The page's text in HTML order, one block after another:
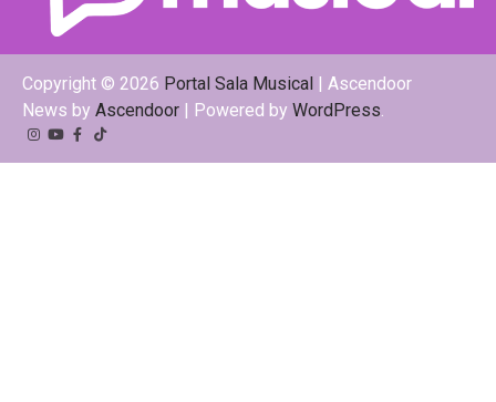
Copyright © 2026 Portal Sala Musical | Ascendoor
News by Ascendoor | Powered by WordPress.
Instagram
YouTube
Facebook
Tiktok